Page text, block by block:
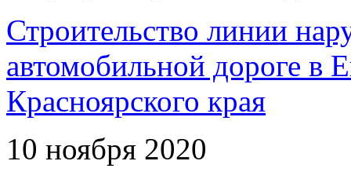
Строительство линии
автомобильной дороге в
Красноярского края
10 ноября 2020